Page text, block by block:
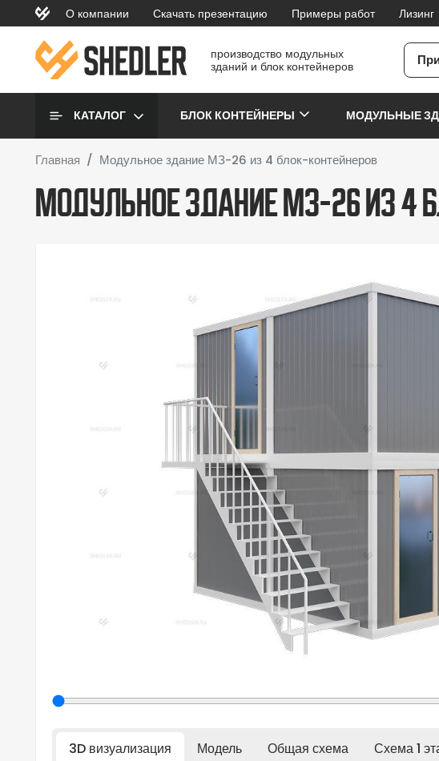
Перейти к основному содержанию
topmenu
О компании Скачать презентацию Примеры работ Лизинг
производство модульных
зданий и блок контейнеров
Основная навигация
КАТАЛОГ БЛОК КОНТЕЙНЕРЫ МОДУЛЬНЫЕ
Главная Модульное здание МЗ-26 из 4 блок-контейнеров
Модульное здание МЗ-26 из 4
3D визуализация Модель Общая схема Схема 1